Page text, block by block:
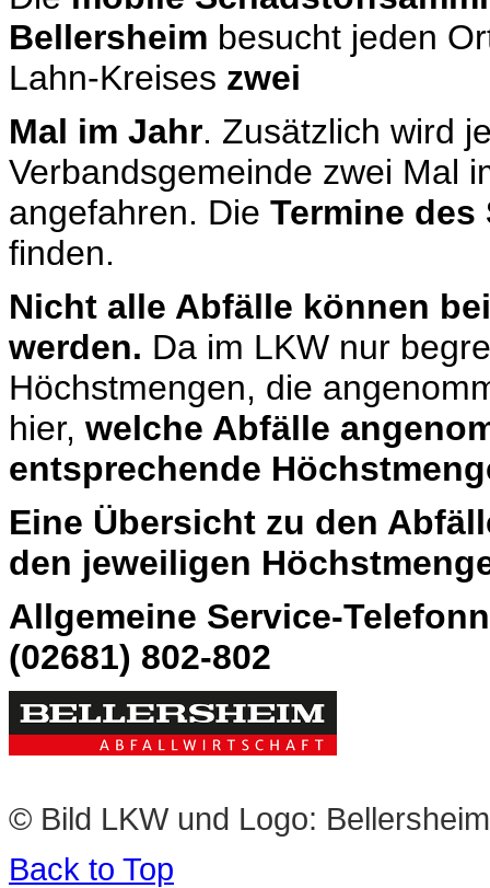
Bellersheim besucht jeden
Lahn-Kreises zwei
Mal im Jahr. Zusätzlich wird
Verbandsgemeinde zwei Mal
angefahren. Die Termine
finden.
Nicht alle Abfälle können
werden. Da im LKW nur
Höchstmengen, die
hier, welche Abfälle
entsprechende
Eine Übersicht zu den
den jeweiligen
Allgemeine Service-
(02681) 802-802
© Bild LKW und Logo:
Back to Top